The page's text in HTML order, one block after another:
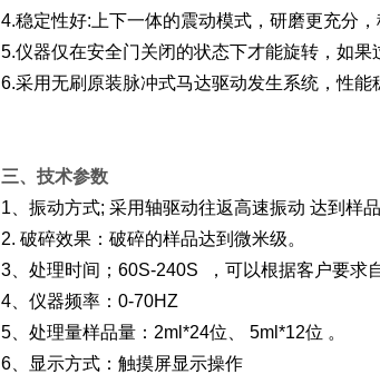
4.稳定性好:上下一体的震动模式，研磨更充分
5.仪器仅在安全门关闭的状态下才能旋转，如
6.采用无刷原装脉冲式马达驱动发生系统，性能
三、技术参数
1、振动方式; 采用轴驱动往返高速振动 达到样
2. 破碎效果：破碎的样品达到微米级。
3、处理时间；60S-240S ，可以根据客户要求
4、仪器频率：0-70HZ
5、处理量样品量：2ml*24位、 5ml*12位 。
6、显示方式：触摸屏显示操作